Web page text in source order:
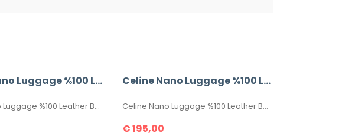
Celine Nano Luggage %100 Leather Bag
Celine Nano Luggage %100 Leather Bag
Celine Nano Luggage %100 Leather Bag
Celine Nano Luggage %100 Leather Bag
€195,00